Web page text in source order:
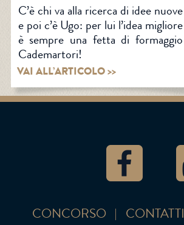
C’è chi va alla ricerca di idee nuove
e poi c’è Ugo: per lui l’idea migliore
è sempre una fetta di formaggio
Cademartori!
VAI ALL’ARTICOLO >>
CONCORSO CONTATTI